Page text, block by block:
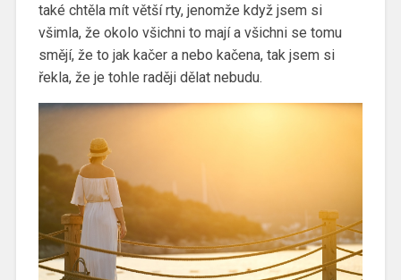
také chtěla mít větší rty, jenomže když jsem si
všimla, že okolo všichni to mají a všichni se tomu
smějí, že to jak kačer a nebo kačena, tak jsem si
řekla, že je tohle raději dělat nebudu.